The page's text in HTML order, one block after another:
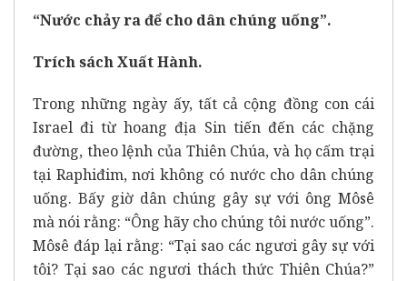
“Nước chảy ra để cho dân chúng uống”.
Trích sách Xuất Hành.
Trong những ngày ấy, tất cả cộng đồng con cái
Israel đi từ hoang địa Sin tiến đến các chặng
đường, theo lệnh của Thiên Chúa, và họ cấm trại
tại Raphiđim, nơi không có nước cho dân chúng
uống. Bấy giờ dân chúng gây sự với ông Môsê
mà nói rằng: “Ông hãy cho chúng tôi nước uống”.
Môsê đáp lại rằng: “Tại sao các ngươi gây sự với
tôi? Tại sao các ngươi thách thức Thiên Chúa?”